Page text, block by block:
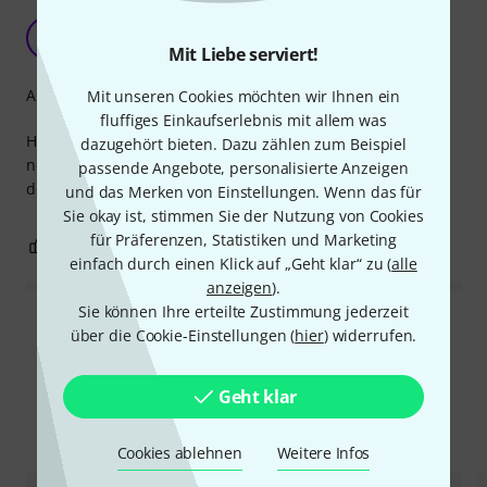
Mit Liebe serviert!
Mit unseren Cookies möchten wir Ihnen ein
fluffiges Einkaufserlebnis mit allem was
dazugehört bieten. Dazu zählen zum Beispiel
passende Angebote, personalisierte Anzeigen
und das Merken von Einstellungen. Wenn das für
Sie okay ist, stimmen Sie der Nutzung von Cookies
für Präferenzen, Statistiken und Marketing
einfach durch einen Klick auf „Geht klar“ zu (alle
anzeigen).
Sie können Ihre erteilte Zustimmung jederzeit
über die Cookie-Einstellungen (hier) widerrufen.
Geht klar
Cookies ablehnen Weitere Infos
King._Lui 30.05.2023
Hab das Buch vor einigen Wochen gekauft und bin immer
noch echt begeistert. Es ist sehr vielfältig durch die Anzahl
der Songs.
Arrangement
0 BEWERTUNG MELDEN
Alle Bewertungen lesen
Alternativen vergleichen